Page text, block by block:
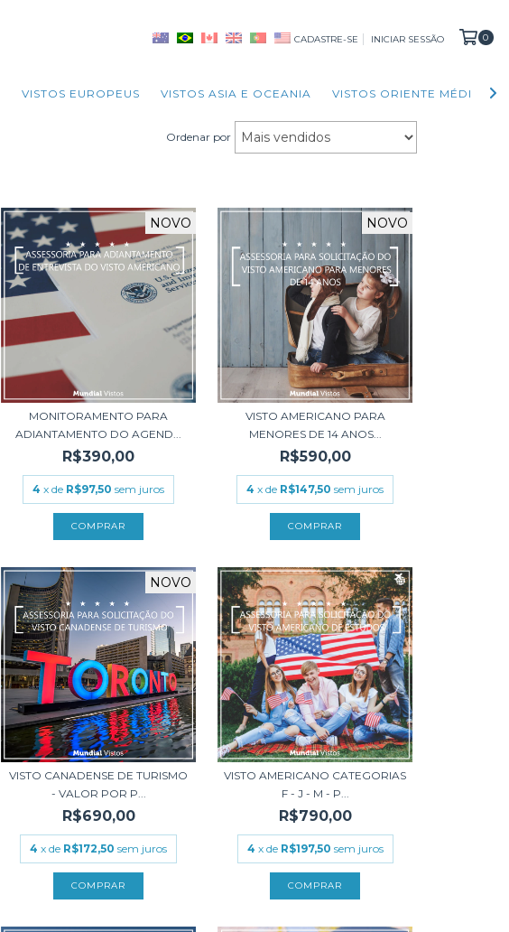
CADASTRE-SE INICIAR SESSÃO 0
VISTOS EUROPEUS VISTOS ASIA E OCEANIA VISTOS ORIENTE MÉDIO
Ordenar por
NOVO
MONITORAMENTO PARA
ADIANTAMENTO DO AGEND...
R$390,00
4 x de R$97,50 sem juros
NOVO
VISTO AMERICANO PARA
MENORES DE 14 ANOS...
R$590,00
4 x de R$147,50 sem juros
NOVO
VISTO CANADENSE DE TURISMO
- VALOR POR P...
R$690,00
4 x de R$172,50 sem juros
VISTO AMERICANO CATEGORIAS
F - J - M - P...
R$790,00
4 x de R$197,50 sem juros